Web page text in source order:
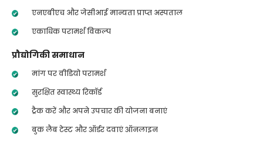
एनएबीएच और जेसीआई मान्यता प्राप्त अस्पताल
एकाधिक परामर्श विकल्प
प्रौद्योगिकी समाधान
मांग पर वीडियो परामर्श
सुरक्षित स्वास्थ्य रिकॉर्ड
ट्रैक करें और अपने उपचार की योजना बनाएं
बुक लैब टेस्ट और ऑर्डर दवाएं ऑनलाइन